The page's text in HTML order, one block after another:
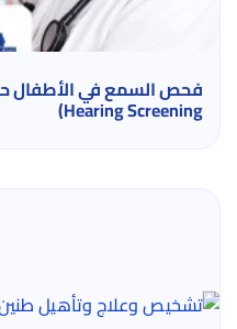
Hearing Screening)